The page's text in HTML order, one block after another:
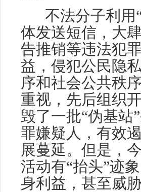
不法分子利用
体发送短信，大
告推销等违法犯
益，侵犯公民隐
序和社会公共秩
重视，先后组织
毁了一批“伪基站
罪嫌疑人，有效
展蔓延。但是，
活动有“抬头”迹
身利益，甚至威